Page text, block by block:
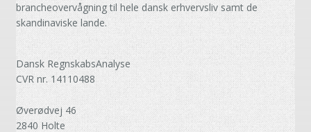
brancheovervågning til hele dansk erhvervsliv samt de
skandinaviske lande.
Dansk RegnskabsAnalyse
CVR nr. 14110488
Øverødvej 46
2840 Holte